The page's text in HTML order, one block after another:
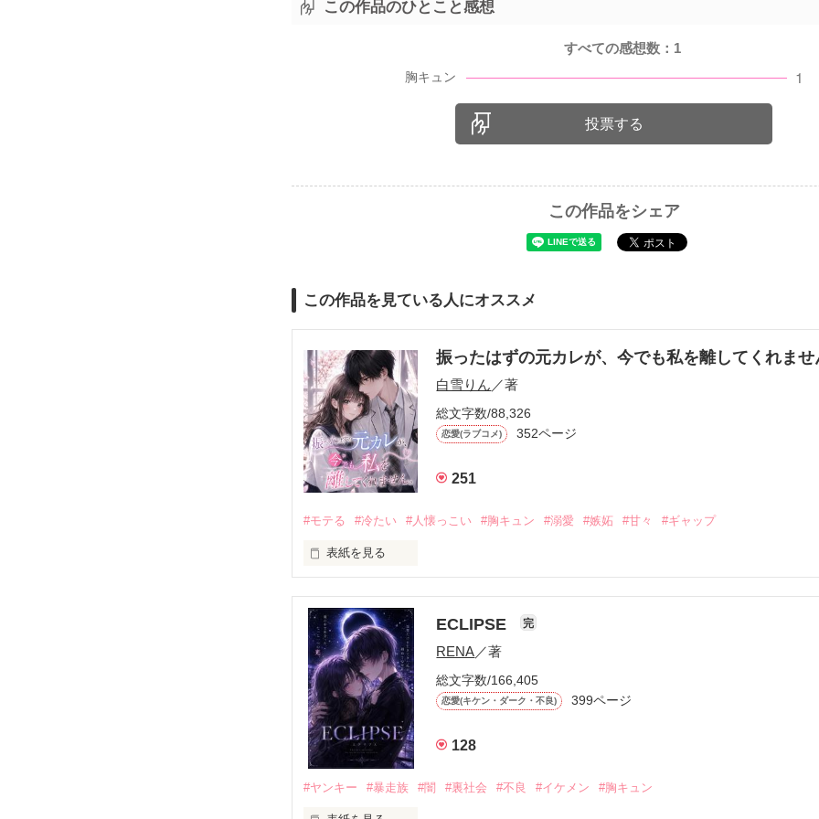
この作品のひとこと感想
すべての感想数： 1
投票する
この作品をシェア
この作品を見ている人にオススメ
振ったはずの元カレが、今でも私を離してくれませ
白雪りん ／著
総文字数/88,326
恋愛(ラブコメ) 352ページ
251
#モテる #冷たい #人懐っこい #胸キュン #溺愛 #嫉妬 #甘々 #ギャップ
表紙を見る
モテる人を好きになるのが怖かった。
だから私は、中学時代に大好きだった彼を自分から振った。
もう会うことはないと思っていたのに、
高校生になって再会した彼は、隣の学校で”王子様”と呼ばれる人気者になっていた。
他の女の子には冷たいのに
ECLIPSE 完
RENA／著
総文字数/166,405
恋愛(キケン・ダーク・不良) 399ページ
128
#ヤンキー #暴走族 #闇 #裏社会 #不良 #イケメン #胸キュン